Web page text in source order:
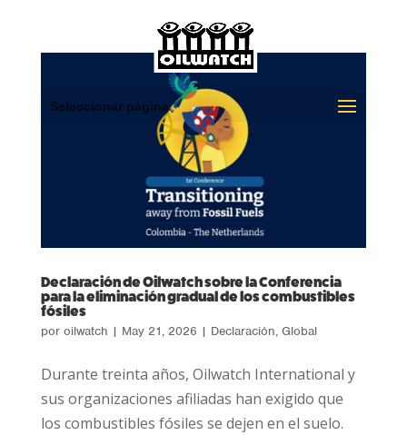
Seleccionar página
Declaración de Oilwatch sobre la Conferencia
para la eliminación gradual de los combustibles
fósiles
por oilwatch | May 21, 2026 | Declaración, Global
Durante treinta años, Oilwatch International y
sus organizaciones afiliadas han exigido que
los combustibles fósiles se dejen en el suelo.